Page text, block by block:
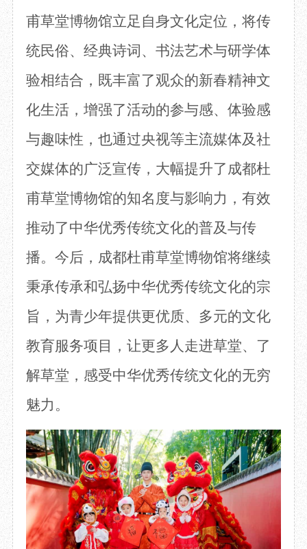
甫草堂博物馆立足自身文化定位，将传
统民俗、经典诗词、书法艺术与研学体
验相结合，既丰富了观众的新春精神文
化生活，增强了活动的参与感、体验感
与趣味性，也通过央视等主流媒体及社
交媒体的广泛宣传，大幅提升了成都杜
甫草堂博物馆的知名度与影响力，有效
推动了中华优秀传统文化的普及与传
播。今后，成都杜甫草堂博物馆将继续
秉承传承和弘扬中华优秀传统文化的宗
旨，为青少年提供更优质、多元的文化
教育服务项目，让更多人走进草堂、了
解草堂，感受中华优秀传统文化的无穷
魅力。